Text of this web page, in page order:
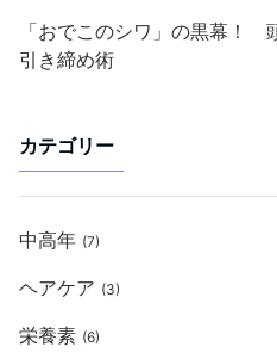
「おでこのシワ」の黒幕！
引き締め術
カテゴリー
中高年 (7)
ヘアケア (3)
栄養素 (6)